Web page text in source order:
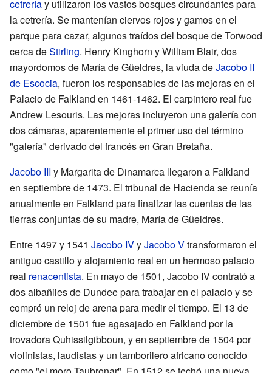
cetreríay utilizaron los vastos bosques circundantes para
la cetrería. Se mantenían ciervos rojos y gamos en el
parque para cazar, algunos traídos del bosque de Torwood
cerca deStirling. Henry Kinghorn y William Blair, dos
mayordomos de María de Güeldres, la viuda deJacobo II
de Escocia, fueron los responsables de las mejoras en el
Palacio de Falkland en 1461-1462. El carpintero real fue
Andrew Lesouris. Las mejoras incluyeron una galería con
dos cámaras, aparentemente el primer uso del término
"galería" derivado del francés en Gran Bretaña.
Jacobo III y Margarita de Dinamarca llegaron a Falkland
en septiembre de 1473. El tribunal de Hacienda se reunía
anualmente en Falkland para finalizar las cuentas de las
tierras conjuntas de su madre, María de Güeldres.
Entre 1497 y 1541 Jacobo IVyJacobo Vtransformaron el
antiguo castillo y alojamiento real en un hermoso palacio
real renacentista. En mayo de 1501, Jacobo IV contrató a
dos albañiles de Dundee para trabajar en el palacio y se
compró un reloj de arena para medir el tiempo. El 13 de
diciembre de 1501 fue agasajado en Falkland por la
trovadora Quhissilgibboun, y en septiembre de 1504 por
violinistas, laudistas y un tamborilero africano conocido